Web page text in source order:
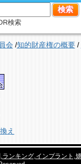
検索
会 /知的財産権の概要/
え
ンキング,インプラント,